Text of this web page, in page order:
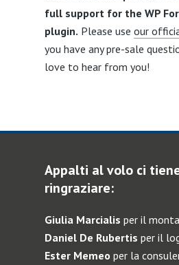
full support for the WP
plugin. Please use our
you have any pre-sale
love to hear from you!
Appalti al volo ci
ringraziare:
Giulia Marcialis per il
Daniel De Rubertis per il
Ester Memeo per la